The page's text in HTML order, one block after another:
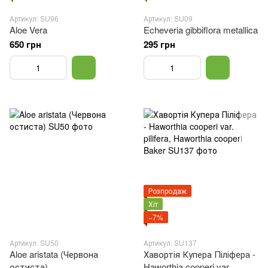
Артикул: SU96
Aloe Vera
650 грн
Артикул: SU09
Echeveria gibbiflora metallica
295 грн
Артикул: SU50
Aloe aristata (Червона
Розпродаж
Хіт
−7%
Артикул: SU137
Хавортія Купера Піліфера -